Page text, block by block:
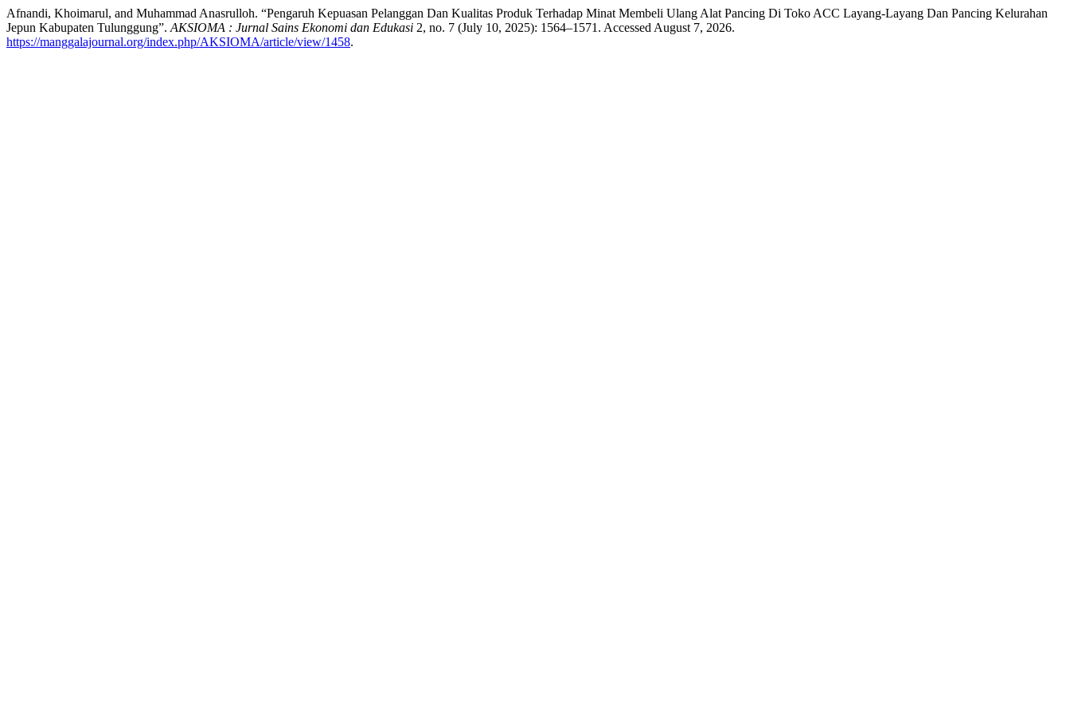
Afnandi, Khoimarul, and Muhammad Anasrulloh. “Pengaruh Kepuasan Pelanggan Dan Kualitas Produk Terhadap Minat Membeli Ulang Alat Pancing Di Toko ACC Layang-Layang Dan Pancing Kelurahan
Jepun Kabupaten Tulunggung”. AKSIOMA : Jurnal Sains Ekonomi dan Edukasi 2, no. 7 (July 10, 2025): 1564–1571. Accessed August 7, 2026.
https://manggalajournal.org/index.php/AKSIOMA/article/view/1458.